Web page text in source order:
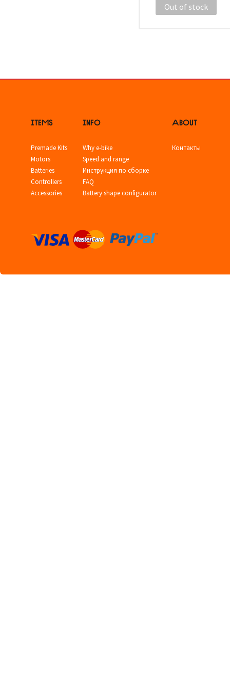
Out of stock
ITEMS
Premade Kits
Motors
Batteries
Controllers
Accessories
INFO
Why e-bike
Speed and range
Инструкция по сборке
FAQ
Battery shape configurator
ABOUT
Контакты